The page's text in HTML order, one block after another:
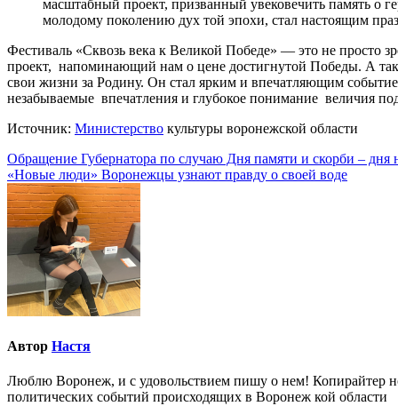
Фестиваль «Сквозь века к Великой Победе» — это не просто
проект, напоминающий нам о цене достигнутой Победы. А
свои жизни за Родину. Он стал ярким и впечатляющим
незабываемые впечатления и глубокое понимание величия
Источник: Министерство культуры воронежской области
Навигация
по
записям
Обращение Губернатора по случаю Дня памяти и скорби – дня
«Новые люди» Воронежцы узнают правду о своей воде
Автор Настя
Люблю Воронеж, и с удовольствием пишу о нем! Копирайтер
политических событий происходящих в Воронеж кой области